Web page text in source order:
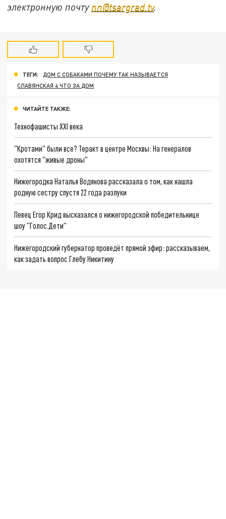
электронную почту nn@tsargrad.tv.
ТЕГИ:
ДОМ С СОБАКАМИ ПОЧЕМУ ТАК НАЗЫВАЕТСЯ
СЛАВЯНСКАЯ 4 ЧТО ЗА ДОМ
ЧИТАЙТЕ ТАКЖЕ:
Технофашисты XXI века
"Кротами" были все? Теракт в центре Москвы: На генералов
охотятся "живые дроны"
Нижегородка Наталья Водянова рассказала о том, как нашла
родную сестру спустя 22 года разлуки
Певец Егор Крид высказался о нижегородской победительнице
шоу "Голос.Дети"
Нижегородский губернатор проведёт прямой эфир: рассказываем,
как задать вопрос Глебу Никитину